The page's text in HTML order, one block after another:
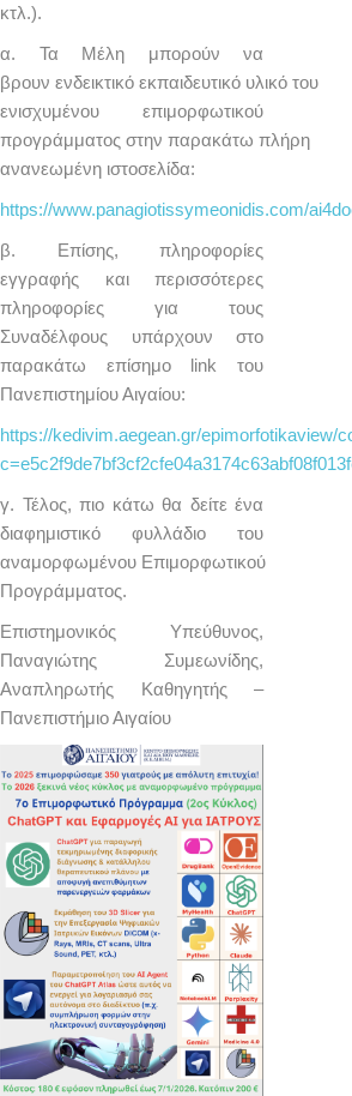
κτλ.).
α. Τα Μέλη μπορούν να
βρουν ενδεικτικό εκπαιδευτικό υλικό του
ενισχυμένου επιμορφωτικού
προγράμματος στην παρακάτω πλήρη
ανανεωμένη ιστοσελίδα:
https://www.panagiotissymeonidis.com/
β. Επίσης, πληροφορίες
εγγραφής και περισσότερες
πληροφορίες για τους
Συναδέλφους υπάρχουν στο
παρακάτω επίσημο link του
Πανεπιστημίου Αιγαίου:
https://kedivim.aegean.gr/epimorfotikaview/
γ. Τέλος, πιο κάτω θα δείτε ένα
διαφημιστικό φυλλάδιο του
αναμορφωμένου Επιμορφωτικού
Προγράμματος.
Επιστημονικός Υπεύθυνος,
Παναγιώτης Συμεωνίδης,
Αναπληρωτής Καθηγητής –
Πανεπιστήμιο Αιγαίου